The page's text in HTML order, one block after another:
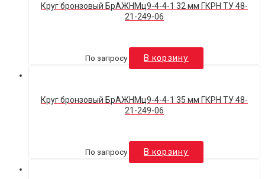
Круг бронзовый БрАЖНМц9-4-4-1 32 мм ГКРН ТУ 48-
21-249-06
По запросу В корзину
Круг бронзовый БрАЖНМц9-4-4-1 35 мм ГКРН ТУ 48-
21-249-06
По запросу В корзину